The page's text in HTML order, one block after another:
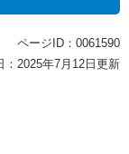
ページID：0061590
：2025年7月12日更新